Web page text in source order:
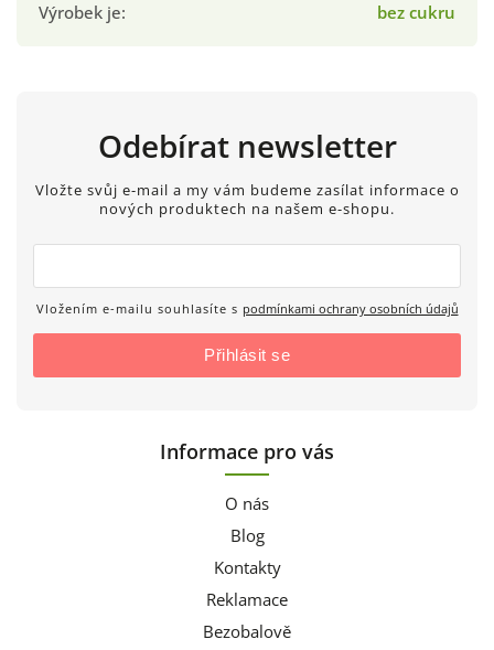
Výrobek je: bez cukru
Odebírat newsletter
Vložte svůj e-mail a my vám budeme zasílat informace o
nových produktech na našem e-shopu.
Vložením e-mailu souhlasíte s podmínkami ochrany osobních údajů
Přihlásit se
Informace pro vás
O nás
Blog
Kontakty
Reklamace
Bezobalově